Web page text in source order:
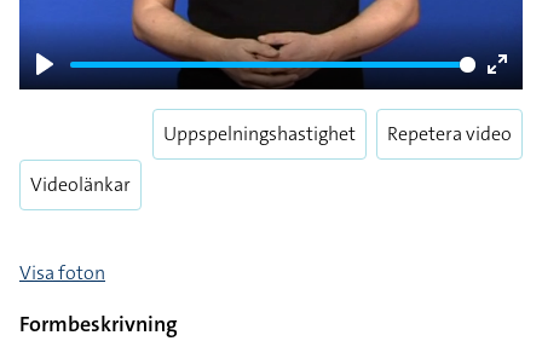
Play
Enter
Videolänkar
Uppspelningshastighet Repetera video
Visa foton
Formbeskrivning